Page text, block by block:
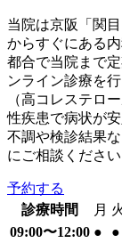
当院は京阪「関
からすぐにある
都合で当院まで
ンライン診療を
（高コレステロ
性疾患で病状が
不調や検診結果
にご相談ください
予約する
診療時間
月
09:00〜12:00 ● ●